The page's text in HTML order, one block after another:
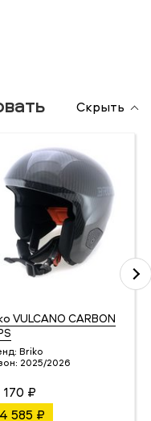
Скрыть
VULCANO CARBON
Briko
2025/2026
₽
585 ₽